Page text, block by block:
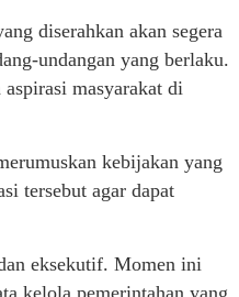
diserahkan akan segera
undangan yang berlaku.
masyarakat di
kebijakan yang
tersebut agar dapat
eksekutif. Momen ini
kelola pemerintahan yang